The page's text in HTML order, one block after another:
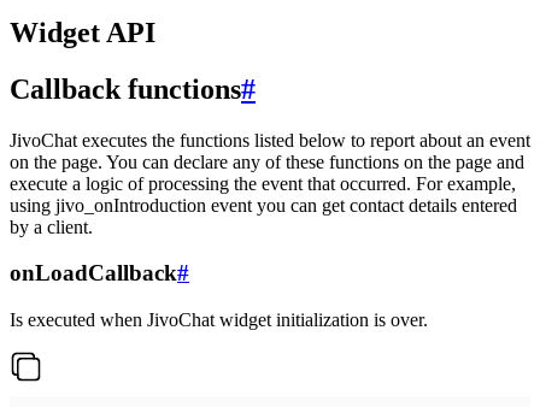
Widget API
Callback functions#
JivoChat executes the functions listed below to report about an event
on the page. You can declare any of these functions on the page and
execute a logic of processing the event that occurred. For example,
using jivo_onIntroduction event you can get contact details entered
by a client.
onLoadCallback#
Is executed when JivoChat widget initialization is over.